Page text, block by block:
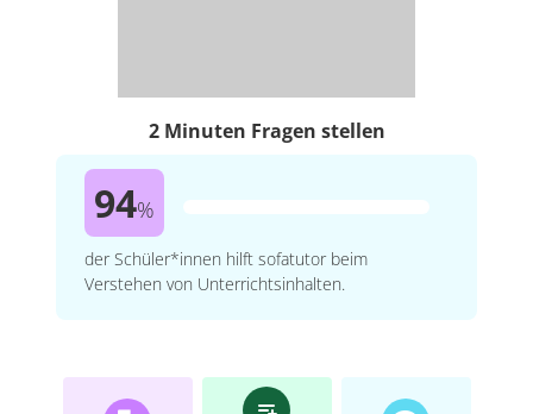
2 Minuten Fragen stellen
94%
der Schüler*innen hilft sofatutor beim
Verstehen von Unterrichtsinhalten.